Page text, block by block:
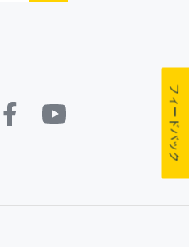
フィードバック